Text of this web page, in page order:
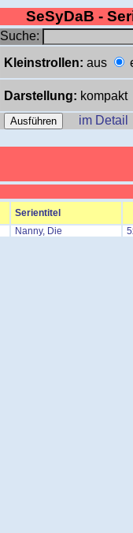
SeSyDaB -
Suche:
Kleinstrollen: aus
Darstellung: kompakt
im Detail
Serientitel
Nanny, Die